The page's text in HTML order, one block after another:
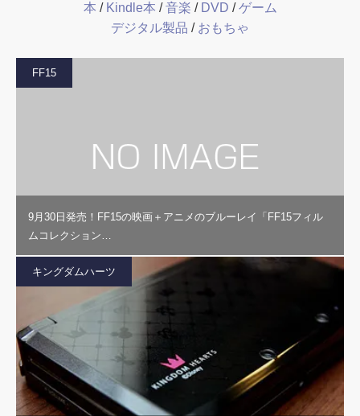
本 / Kindle本 /音楽 / DVD /ゲーム
デジタル製品 / おもちゃ
FF15
9月30日発売！FF15の映画＋アニメのブルーレイ「FF15フィル
ムコレクション…
キングダムハーツ